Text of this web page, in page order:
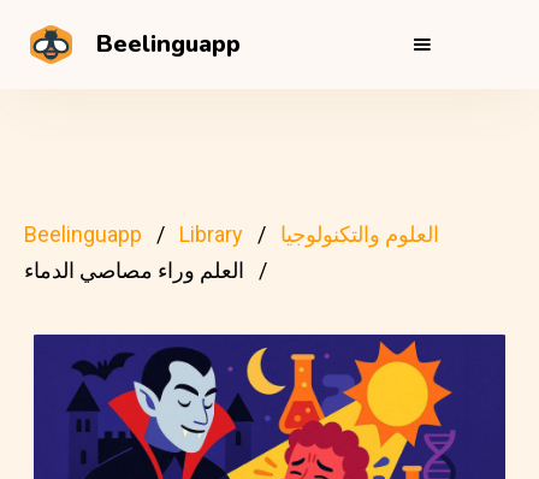
Beelinguapp
Beelinguapp Library
العلوم والتكنولوجيا
العلم وراء مصاصي الدماء